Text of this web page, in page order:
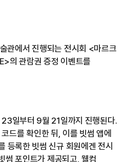
관에서 진행되는 전시회 <마르크
의 관람권 증정 이벤트를
일부터 9월 21일까지 진행된다.
드를 확인한 뒤, 이를 빗썸 앱에
등록한 빗썸 신규 회원에겐 전시
썸 포인트가 제공되고, 웰컴